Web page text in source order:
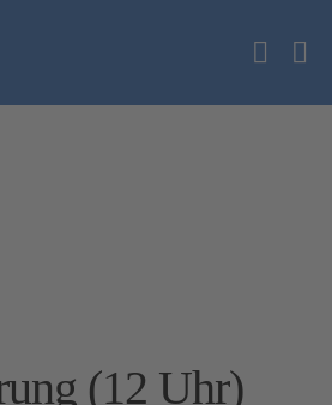
(12 Uhr)